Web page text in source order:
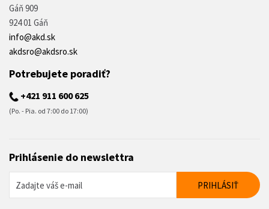
Gáň 909
924 01 Gáň
info@akd.sk
akdsro@akdsro.sk
Potrebujete poradiť?
+421 911 600 625
(Po. - Pia. od 7:00 do 17:00)
Prihlásenie do newslettra